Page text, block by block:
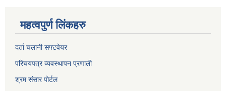
महत्वपुर्ण लिंकहरु
दर्ता चलानी सफ्टवेयर
परिचयपत्र व्यवस्थापन प्रणाली
श्रम संसार पोर्टल